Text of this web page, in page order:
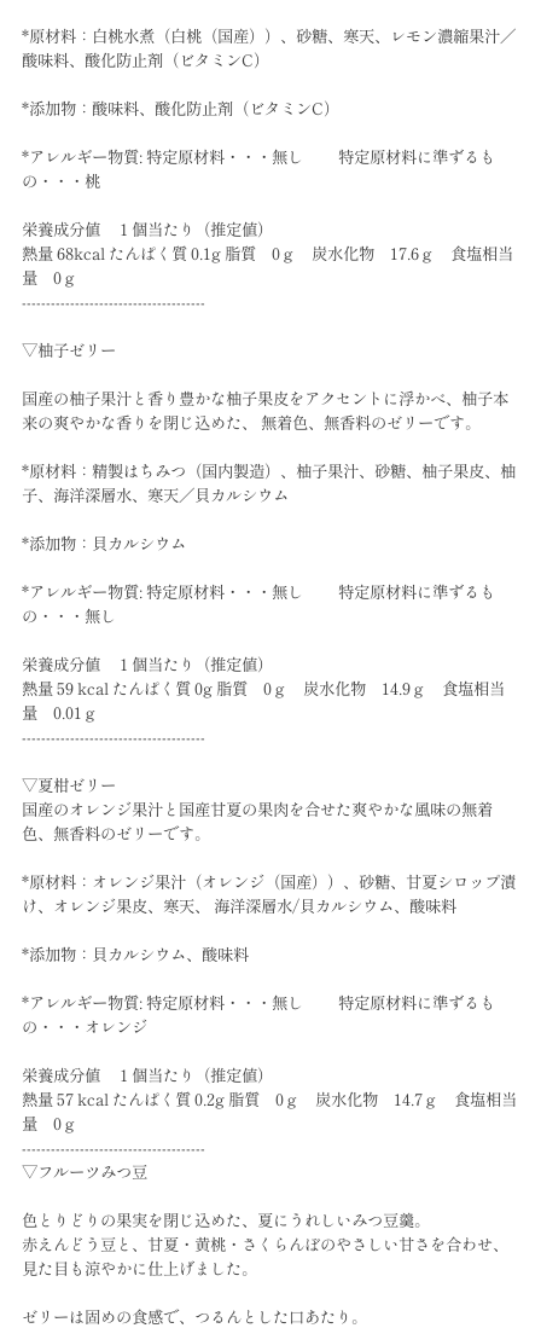
*原材料：白桃水煮（白桃（国産））、砂糖、寒天、レモン濃縮果汁／
酸味料、酸化防止剤（ビタミンC）
*添加物：酸味料、酸化防止剤（ビタミンC）
*アレルギー物質: 特定原材料・・・無し 特定原材料に準ずるも
の・・・桃
栄養成分値 １個当たり（推定値）
熱量 68kcal たんぱく質 0.1g 脂質 0ｇ 炭水化物 17.6ｇ 食塩相当
量 0ｇ
--------------------------------------
▽柚子ゼリー
国産の柚子果汁と香り豊かな柚子果皮をアクセントに浮かべ、柚子本
来の爽やかな香りを閉じ込めた、 無着色、無香料のゼリーです。
*原材料：精製はちみつ（国内製造）、柚子果汁、砂糖、柚子果皮、柚
子、海洋深層水、寒天／貝カルシウム
*添加物：貝カルシウム
*アレルギー物質: 特定原材料・・・無し 特定原材料に準ずるも
の・・・無し
栄養成分値 １個当たり（推定値）
熱量 59 kcal たんぱく質 0g 脂質 0ｇ 炭水化物 14.9ｇ 食塩相当
量 0.01ｇ
--------------------------------------
▽夏柑ゼリー
国産のオレンジ果汁と国産甘夏の果肉を合せた爽やかな風味の無着
色、無香料のゼリーです。
*原材料：オレンジ果汁（オレンジ（国産））、砂糖、甘夏シロップ漬
け、オレンジ果皮、寒天、 海洋深層水/貝カルシウム、酸味料
*添加物：貝カルシウム、酸味料
*アレルギー物質: 特定原材料・・・無し 特定原材料に準ずるも
の・・・オレンジ
栄養成分値 １個当たり（推定値）
熱量 57 kcal たんぱく質 0.2g 脂質 0ｇ 炭水化物 14.7ｇ 食塩相当
量 0ｇ
--------------------------------------
▽フルーツみつ豆
色とりどりの果実を閉じ込めた、夏にうれしいみつ豆羹。
赤えんどう豆と、甘夏・黄桃・さくらんぼのやさしい甘さを合わせ、
見た目も涼やかに仕上げました。
ゼリーは固めの食感で、つるんとした口あたり。